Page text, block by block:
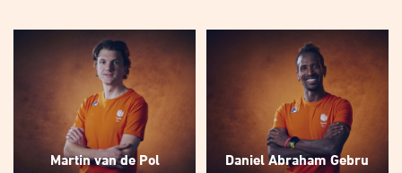
Martin van de Pol Daniel Abraham Gebru